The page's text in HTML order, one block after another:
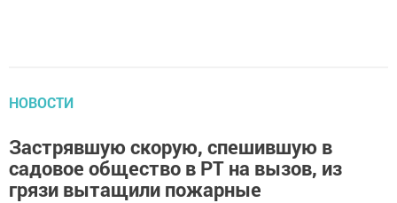
НОВОСТИ
Застрявшую скорую, спешившую в
садовое общество в РТ на вызов, из
грязи вытащили пожарные